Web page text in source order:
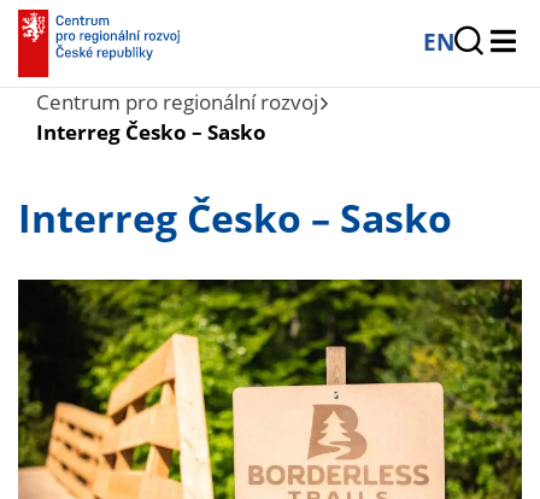
EN
Centrum pro regionální rozvoj
Interreg Česko – Sasko
Interreg Česko – Sasko